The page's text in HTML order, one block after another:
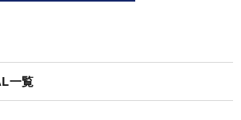
一覧